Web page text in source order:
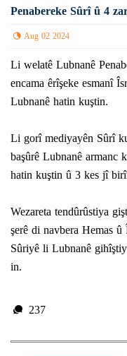
Penabereke Sûrî û 4
Aug 02 2024
Li welatê Lubnanê
encama êrîşeke esmanî
Lubnanê hatin kuştin.
Li gorî mediyayên Sûrî
başûrê Lubnanê armanc
hatin kuştin û 3 kes jî
Wezareta tendûrûstiya
şerê di navbera Hemas
Sûriyê li Lubnanê
in.
237